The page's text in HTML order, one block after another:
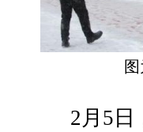
2月5日，